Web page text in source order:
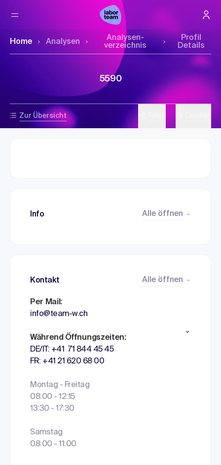
Home Analysen
Analysen­
verzeichnis
Profil
Details
Zur Übersicht
5590
Info Alle öffnen
Kontakt Alle öffnen
Per Mail:
info@team-w.ch
Während Öffnungszeiten:
DE/IT: +41 71 844 45 45
FR: +41 21 620 68 00
Montag - Freitag
08:00 - 12:15
13:30 - 17:30
Samstag
08:00 - 11:00